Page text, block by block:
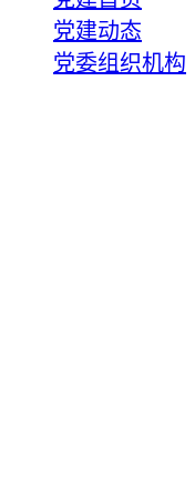
党建动态
党委组织机构